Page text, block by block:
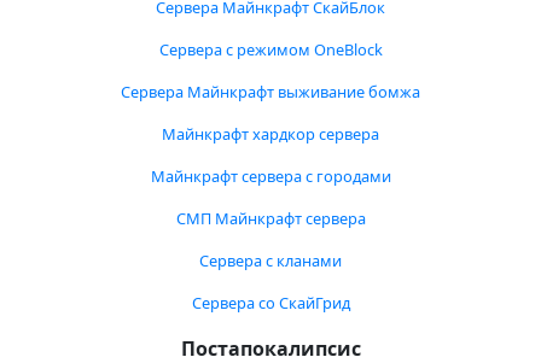
Сервера Майнкрафт СкайБлок
Сервера с режимом OneBlock
Сервера Майнкрафт выживание бомжа
Майнкрафт хардкор сервера
Майнкрафт сервера с городами
СМП Майнкрафт сервера
Сервера с кланами
Сервера со СкайГрид
Постапокалипсис